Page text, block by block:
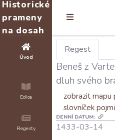
Historické
prameny
na dosah
Úvod
Edice
Regesty
Regest
Beneš z
dluh svého
zobrazit mapu
slovníček
DENNÍ DATUM:
1433-03-14